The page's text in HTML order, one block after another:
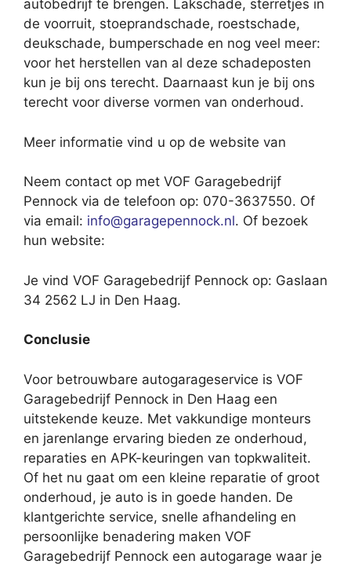
autobedrijf te brengen. Lakschade, sterretjes in
de voorruit, stoeprandschade, roestschade,
deukschade, bumperschade en nog veel meer:
voor het herstellen van al deze schadeposten
kun je bij ons terecht. Daarnaast kun je bij ons
terecht voor diverse vormen van onderhoud.
Meer informatie vind u op de website van
Neem contact op met VOF Garagebedrijf
Pennock via de telefoon op: 070-3637550. Of
via email: info@garagepennock.nl. Of bezoek
hun website:
Je vind VOF Garagebedrijf Pennock op: Gaslaan
34 2562 LJ in Den Haag.
Conclusie
Voor betrouwbare autogarageservice is VOF
Garagebedrijf Pennock in Den Haag een
uitstekende keuze. Met vakkundige monteurs
en jarenlange ervaring bieden ze onderhoud,
reparaties en APK-keuringen van topkwaliteit.
Of het nu gaat om een kleine reparatie of groot
onderhoud, je auto is in goede handen. De
klantgerichte service, snelle afhandeling en
persoonlijke benadering maken VOF
Garagebedrijf Pennock een autogarage waar je